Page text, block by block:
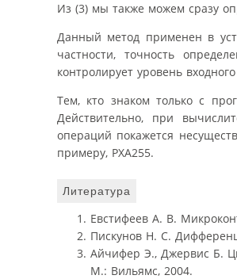
Из (3) мы также можем сразу
Данный метод применен в
частности, точность
контролирует уровень
Тем, кто знаком только с
Действительно, при
операций покажется
примеру, PXA255.
Литература
Евстифеев А. В.
Пискунов Н. С.
Айчифер Э., Джервис Б.
М.: Вильямс, 2004.